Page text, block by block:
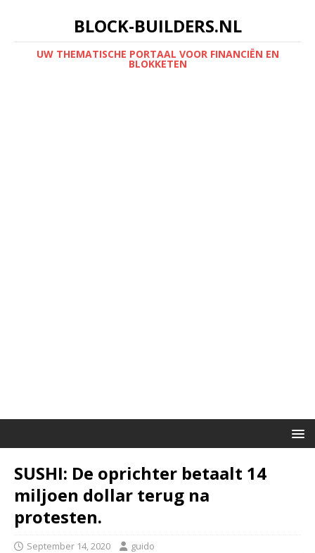
BLOCK-BUILDERS.NL
UW THEMATISCHE PORTAAL VOOR FINANCIËN EN
BLOKKETEN
SUSHI: De oprichter betaalt 14
miljoen dollar terug na
protesten.
September 14, 2020 guido